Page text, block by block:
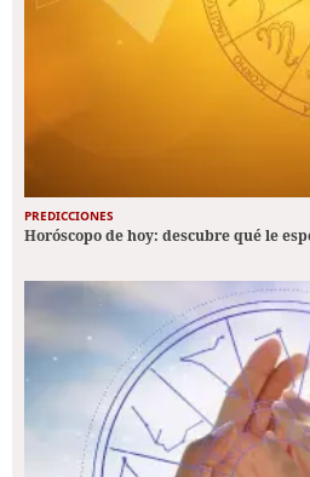
PREDICCIONES
Horóscopo de hoy: descubre qué le